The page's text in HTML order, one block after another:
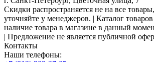
Скидки распространяется не на все
уточняйте у менеджеров. | Каталог
наличие товара в магазине в данный
| Предложение не является публичной
Контакты
Наши телефоны: